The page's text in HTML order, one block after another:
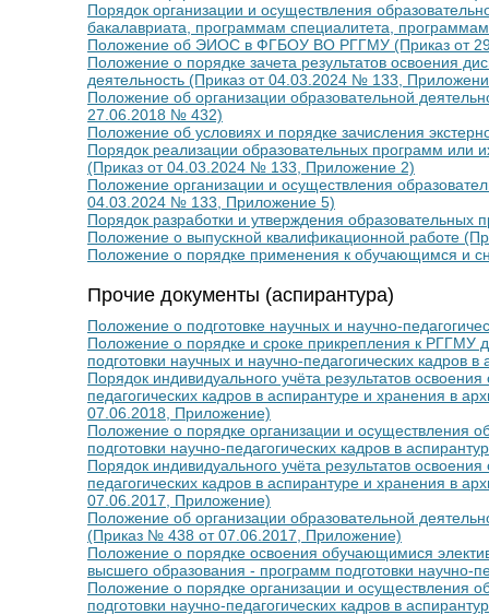
Порядок организации и осуществления
бакалавриата, программам специалитета,
Положение об ЭИОС в ФГБОУ ВО РГГМУ (Приказ от
Положение о порядке зачета результатов освоения
деятельность (Приказ от 04.03.2024 № 133,
Положение об организации образовательной
27.06.2018 № 432)
Положение об условиях и порядке зачисления
Порядок реализации образовательных программ или
(Приказ от 04.03.2024 № 133, Приложение 2)
Положение организации и осуществления
04.03.2024 № 133, Приложение 5)
Порядок разработки и утверждения
Положение о выпускной квалификационной работе
Положение о порядке применения к обучающимся и
Прочие документы (аспирантура)
Положение о подготовке научных и научно-
Положение о порядке и сроке прикрепления к РГГМУ
подготовки научных и научно-педагогических
Порядок индивидуального учёта результатов
педагогических кадров в аспирантуре и хранения в
07.06.2018, Приложение)
Положение о порядке организации и осуществления
подготовки научно-педагогических кадров в
Порядок индивидуального учёта результатов
педагогических кадров в аспирантуре и хранения в
07.06.2017, Приложение)
Положение об организации образовательной
(Приказ № 438 от 07.06.2017, Приложение)
Положение о порядке освоения обучающимися
высшего образования - программ подготовки научно-
Положение о порядке организации и осуществления
подготовки научно-педагогических кадров в